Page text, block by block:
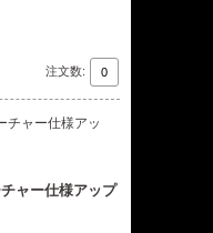
注文数:
ャー仕様アップ